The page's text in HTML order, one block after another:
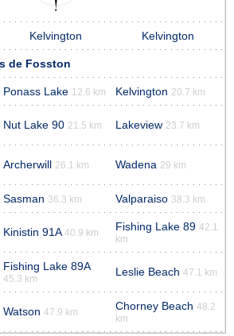
Kelvington Kelvington
de Fosston
Ponass Lake 12.6 km Kelvington 20.7 km
Nut Lake 90 21.5 km Lakeview 23.7 km
Archerwill 26.1 km Wadena 29 km
Sasman 36.3 km Valparaiso 38.3 km
Kinistin 91A 40.9 km Fishing Lake 89 42.1
km
Fishing Lake 89A
45.3 km
Leslie Beach 47.1 km
Watson 47.9 km Chorney Beach 48.2
km